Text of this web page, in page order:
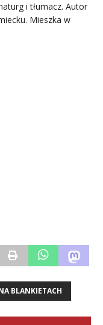
i tłumacz. Autor
Mieszka w
BLANKIETACH